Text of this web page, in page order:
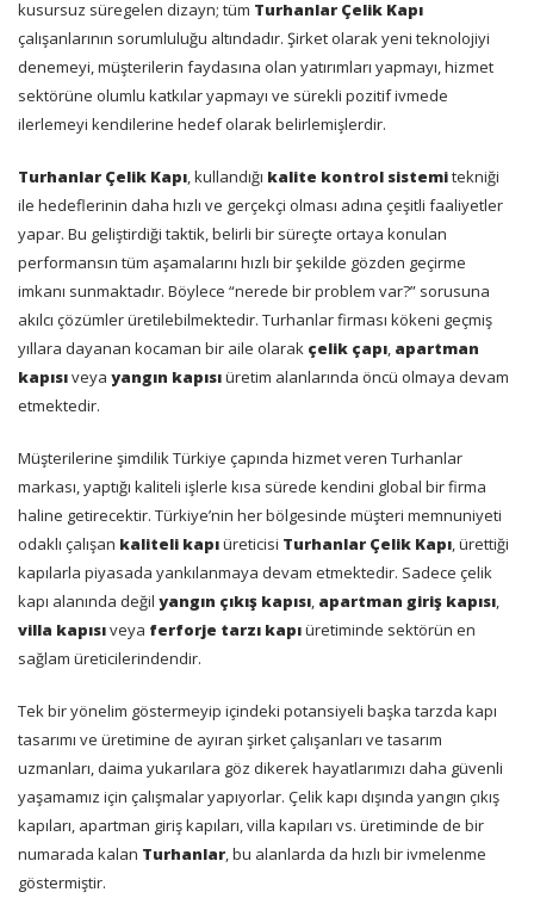
kusursuz süregelen dizayn; tüm Turhanlar Çelik Kapı
çalışanlarının sorumluluğu altındadır. Şirket olarak yeni teknolojiyi
denemeyi, müşterilerin faydasına olan yatırımları yapmayı, hizmet
sektörüne olumlu katkılar yapmayı ve sürekli pozitif ivmede
ilerlemeyi kendilerine hedef olarak belirlemişlerdir.
Turhanlar Çelik Kapı, kullandığı kalite kontrol sistemitekniği
ile hedeflerinin daha hızlı ve gerçekçi olması adına çeşitli faaliyetler
yapar. Bu geliştirdiği taktik, belirli bir süreçte ortaya konulan
performansın tüm aşamalarını hızlı bir şekilde gözden geçirme
imkanı sunmaktadır. Böylece “nerede bir problem var?” sorusuna
akılcı çözümler üretilebilmektedir. Turhanlar firması kökeni geçmiş
yıllara dayanan kocaman bir aile olarak çelik çapı, apartman
kapısıveya yangın kapısıüretim alanlarında öncü olmaya devam
etmektedir.
Müşterilerine şimdilik Türkiye çapında hizmet veren Turhanlar
markası, yaptığı kaliteli işlerle kısa sürede kendini global bir firma
haline getirecektir. Türkiye’nin her bölgesinde müşteri memnuniyeti
odaklı çalışan kaliteli kapıüreticisi Turhanlar Çelik Kapı, ürettiği
kapılarla piyasada yankılanmaya devam etmektedir. Sadece çelik
kapı alanında değil yangın çıkış kapısı, apartman giriş kapısı,
villa kapısıveya ferforje tarzı kapıüretiminde sektörün en
sağlam üreticilerindendir.
Tek bir yönelim göstermeyip içindeki potansiyeli başka tarzda kapı
tasarımı ve üretimine de ayıran şirket çalışanları ve tasarım
uzmanları, daima yukarılara göz dikerek hayatlarımızı daha güvenli
yaşamamız için çalışmalar yapıyorlar. Çelik kapı dışında yangın çıkış
kapıları, apartman giriş kapıları, villa kapıları vs. üretiminde de bir
numarada kalan Turhanlar, bu alanlarda da hızlı bir ivmelenme
göstermiştir.